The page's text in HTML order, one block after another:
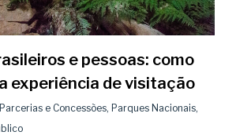
e pessoas: como
experiência de visitação
Parcerias e Concessões, Parques Nacionais,